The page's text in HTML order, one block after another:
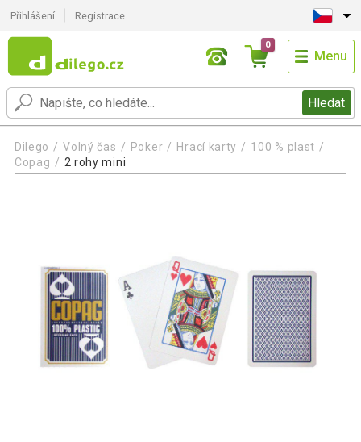
Přihlášení Registrace
Hledat
0
Menu
Dilego Volný čas Poker Hrací karty
100 % plast
Copag
2 rohy mini